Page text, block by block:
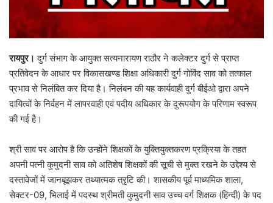
रायपुर। दुर्ग संभाग के आयुक्त सत्यनारायण राठौर ने कलेक्टर दुर्ग से प्राप्त
प्रतिवेदन के आधार पर विकासखण्ड शिक्षा अधिकारी दुर्ग गोविंद साव को तत्काल
प्रभाव से निलंबित कर दिया है। निलंबन की यह कार्यवाही दुर्ग बीईओ द्वारा अपने
दायित्वों के निर्वहन में लापरवाही एवं पदीय अधिकार के दुरूपयोग के परिणाम स्वरूप
की गई है।
श्री साव पर आरोप है कि उन्होंने शिक्षकों के युक्तियुक्तकरण प्रक्रिया के तहत
अपनी पत्नी कुमुदनी साव को अतिशेष शिक्षकों की सूची से मुक्त रखने के उद्देश्य से
दस्तावेजों में जानबूझकर तथ्यात्मक त्रृटि की। शासकीय पूर्व माध्यमिक शाला,
सेक्टर-09, भिलाई में पदस्थ श्रीमती कुमुदनी साव उच्च वर्ग शिक्षक (हिन्दी) के पद